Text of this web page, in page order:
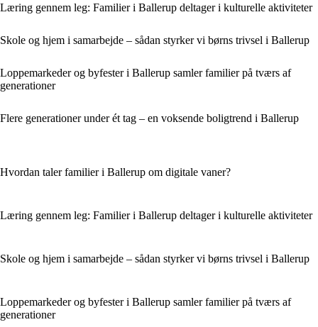
Læring gennem leg: Familier i Ballerup deltager i kulturelle aktiviteter
Skole og hjem i samarbejde – sådan styrker vi børns trivsel i Ballerup
Loppemarkeder og byfester i Ballerup samler familier på tværs af
generationer
Flere generationer under ét tag – en voksende boligtrend i Ballerup
Hvordan taler familier i Ballerup om digitale vaner?
Læring gennem leg: Familier i Ballerup deltager i kulturelle aktiviteter
Skole og hjem i samarbejde – sådan styrker vi børns trivsel i Ballerup
Loppemarkeder og byfester i Ballerup samler familier på tværs af
generationer